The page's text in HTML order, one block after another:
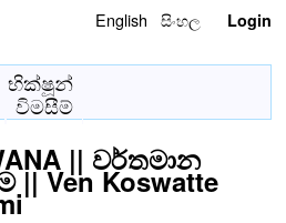
English සිංහල Login
භික්ෂූන්
විමසීම්
|| වර්තමාන
Ven Koswatte